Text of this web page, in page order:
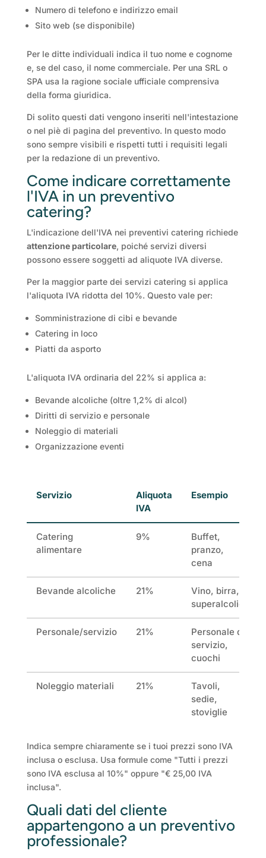
Numero di telefono e indirizzo email
Sito web (se disponibile)
Per le ditte individuali indica il tuo nome e cognome
e, se del caso, il nome commerciale. Per una SRL o
SPA usa la ragione sociale ufficiale comprensiva
della forma giuridica.
Di solito questi dati vengono inseriti nell'intestazione
o nel piè di pagina del preventivo. In questo modo
sono sempre visibili e rispetti tutti i requisiti legali
per la redazione di un preventivo.
Come indicare correttamente
l'IVA in un preventivo
catering?
L'indicazione dell'IVA nei preventivi catering richiede
attenzione particolare, poiché servizi diversi
possono essere soggetti ad aliquote IVA diverse.
Per la maggior parte dei servizi catering si applica
l'aliquota IVA ridotta del 10%. Questo vale per:
Somministrazione di cibi e bevande
Catering in loco
Piatti da asporto
L'aliquota IVA ordinaria del 22% si applica a:
Bevande alcoliche (oltre 1,2% di alcol)
Diritti di servizio e personale
Noleggio di materiali
Organizzazione eventi
Servizio
Aliquota
IVA
Esempio
Catering
alimentare
9%
Buffet,
pranzo,
cena
Bevande alcoliche 21%
Vino, birra,
superalcolici
Personale/servizio 21%
Personale di
servizio,
cuochi
Noleggio materiali 21%
Tavoli,
sedie,
stoviglie
Indica sempre chiaramente se i tuoi prezzi sono IVA
inclusa o esclusa. Usa formule come "Tutti i prezzi
sono IVA esclusa al 10%" oppure "€ 25,00 IVA
inclusa".
Quali dati del cliente
appartengono a un preventivo
professionale?